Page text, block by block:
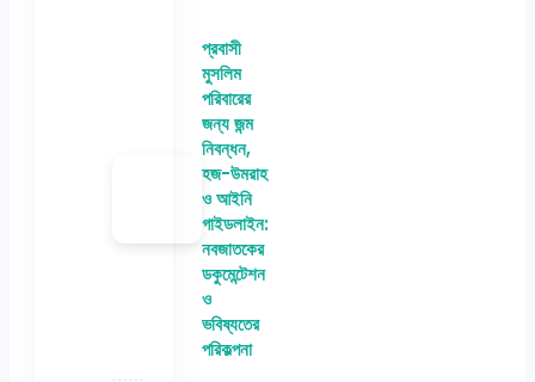
প্রবাসী
মুসলিম
পরিবারের
জন্য জন্ম
নিবন্ধন,
হজ-উমরাহ
ও আইনি
গাইডলাইন:
নবজাতকের
ডকুমেন্টেশন
ও
ভবিষ্যতের
পরিকল্পনা